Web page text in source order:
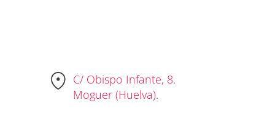
C/ Obispo Infante, 8.
Moguer (Huelva).